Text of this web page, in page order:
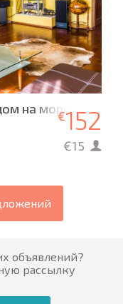
на море
€152
€15
объявлений?
рассылку